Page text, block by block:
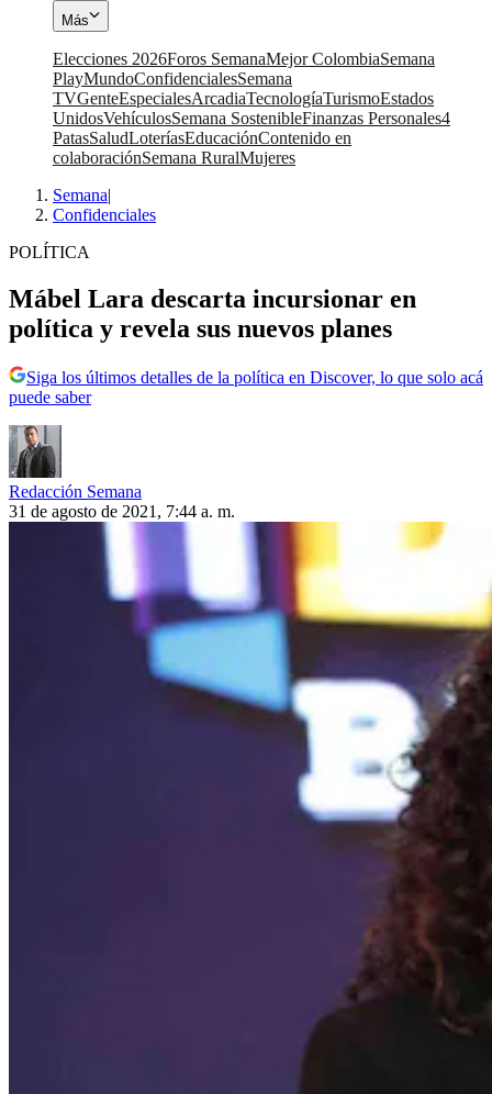
Más
Elecciones 2026Foros SemanaMejor ColombiaSemana
PlayMundoConfidencialesSemana
TVGenteEspecialesArcadiaTecnologíaTurismoEstados
UnidosVehículosSemana SostenibleFinanzas Personales4
PatasSaludLoteríasEducaciónContenido en
colaboraciónSemana RuralMujeres
Semana|
Confidenciales
POLÍTICA
Mábel Lara descarta incursionar en
política y revela sus nuevos planes
Siga los últimos detalles de la política en Discover, lo que solo acá
puede saber
Redacción Semana
31 de agosto de 2021, 7:44 a. m.